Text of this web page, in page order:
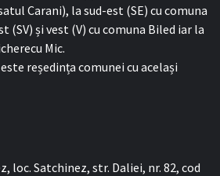
Carani), la sud-est (SE) cu comuna
(SV) și vest (V) cu comuna Biled iar la
Mic.
reședința comunei cu același
loc. Satchinez, str. Daliei, nr. 82, cod